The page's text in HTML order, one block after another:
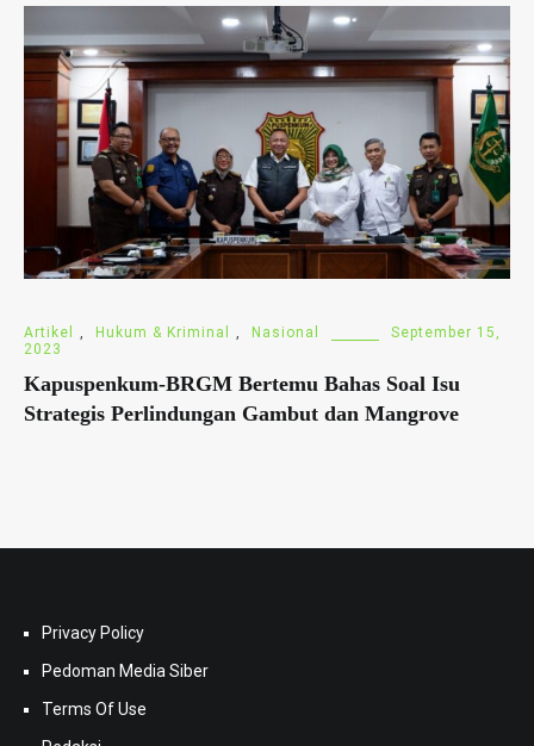
Artikel , Hukum & Kriminal , Nasional
September 15,
2023
Kapuspenkum-BRGM Bertemu Bahas Soal Isu
Strategis Perlindungan Gambut dan Mangrove
Privacy Policy
Pedoman Media Siber
Terms Of Use